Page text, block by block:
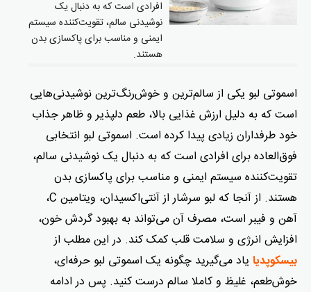
افرادی است که به دنبال یک
نوشیدنی سالم، تقویت‌کننده سیستم
ایمنی و مناسب برای پاکسازی بدن
هستند.
اسموتی لبو یکی از سالم‌ترین و خوش‌رنگ‌ترین نوشیدنی‌هایی
است که به دلیل ارزش غذایی بالا، طعم دلپذیر و ظاهر جذاب
خود طرفداران زیادی پیدا کرده است. اسموتی لبو انتخابی
فوق‌العاده برای افرادی است که به دنبال یک نوشیدنی سالم،
تقویت‌کننده سیستم ایمنی و مناسب برای پاکسازی بدن
هستند. از آنجا که لبو سرشار از آنتی‌اکسیدان، ویتامین C،
آهن و فیبر است، مصرف آن می‌تواند به بهبود گردش خون،
افزایش انرژی و سلامت قلب کمک کند. در این مطلب از
بیسکوپدیا یاد می‌گیرید چگونه یک اسموتی لبو حرفه‌ای،
خوش‌طعم، غلیظ و کاملا سالم درست کنید. پس در ادامه